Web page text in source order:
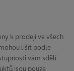
k prodeji ve všech
lišit podle
vám sdělí
jsou pouze